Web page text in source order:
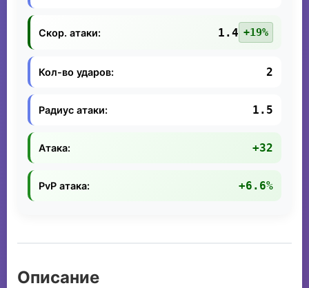
Скор. атаки: 1.4 +19%
Кол-во ударов: 2
Радиус атаки: 1.5
Атака: +32
PvP атака: +6.6%
Описание